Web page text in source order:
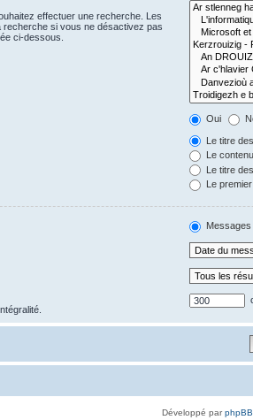
effectuer une recherche. Les
si vous ne désactivez pas
ci-dessous.
Oui
Le titre
Le
Le titre
Le
Messages
Développé parphpBB